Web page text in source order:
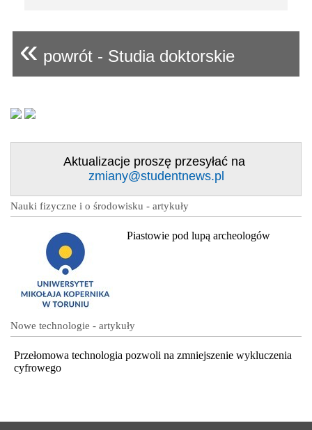
« powrót - Studia doktorskie
Aktualizacje proszę przesyłać na
zmiany@studentnews.pl
Nauki fizyczne i o środowisku - artykuły
Piastowie pod lupą archeologów
Nowe technologie - artykuły
Przełomowa technologia pozwoli na zmniejszenie wykluczenia
cyfrowego